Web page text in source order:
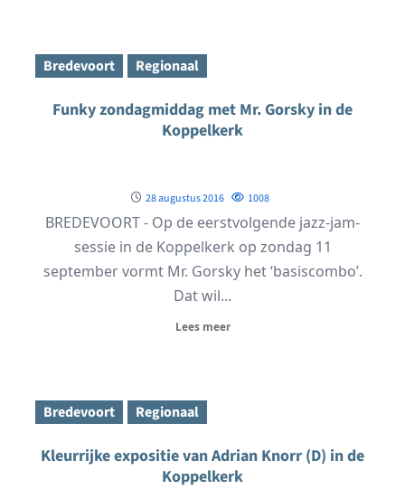
Bredevoort Regionaal
Funky zondagmiddag met Mr. Gorsky in de
Koppelkerk
28 augustus 2016 1008
BREDEVOORT - Op de eerstvolgende jazz-jam-
sessie in de Koppelkerk op zondag 11
september vormt Mr. Gorsky het ‘basiscombo’.
Dat wil...
Lees meer
Bredevoort Regionaal
Kleurrijke expositie van Adrian Knorr (D) in de
Koppelkerk